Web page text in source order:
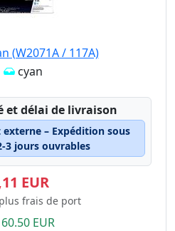
(W2071A / 117A)
cyan
et délai de livraison
– Expédition sous
3 jours ouvrables
EUR
frais de port
EUR